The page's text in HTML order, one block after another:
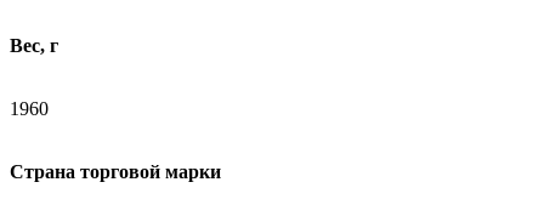
Вес, г
1960
Страна торговой марки